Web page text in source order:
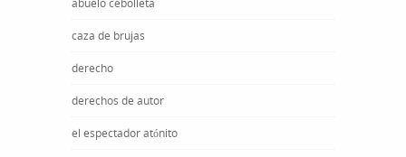
abuelo cebolleta
caza de brujas
derecho
derechos de autor
el espectador atónito